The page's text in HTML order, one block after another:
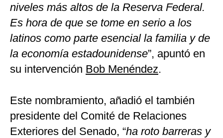
niveles más altos de la Reserva Federal.
Es hora de que se tome en serio a los
latinos como parte esencial la familia y de
la economía estadounidense”, apuntó en
su intervención Bob Menéndez.
Este nombramiento, añadió el también
presidente del Comité de Relaciones
Exteriores del Senado, “ha roto barreras y